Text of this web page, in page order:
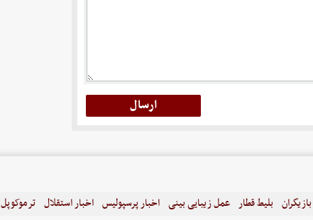
بلیط قطار عمل زیبایی بینی اخبار پرسپولیس اخبار استقلال ترموکوپل